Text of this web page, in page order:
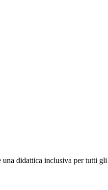
didattica inclusiva per tutti